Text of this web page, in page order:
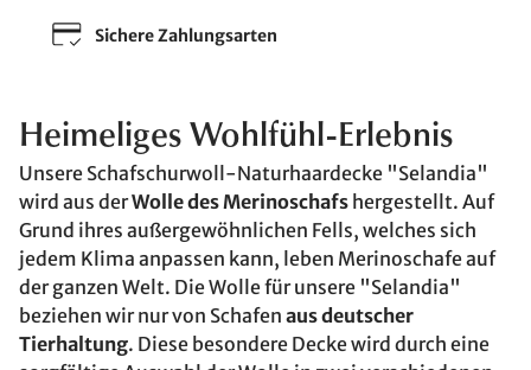
Sichere Zahlungsarten
Heimeliges Wohlfühl-Erlebnis
Unsere Schafschurwoll-Naturhaardecke "Selandia"
wird aus derWolle des Merinoschafs hergestellt. Auf
Grund ihres außergewöhnlichen Fells, welches sich
jedem Klima anpassen kann, leben Merinoschafe auf
der ganzen Welt. Die Wolle für unsere "Selandia"
beziehen wir nur von Schafen aus deutscher
Tierhaltung. Diese besondere Decke wird durch eine